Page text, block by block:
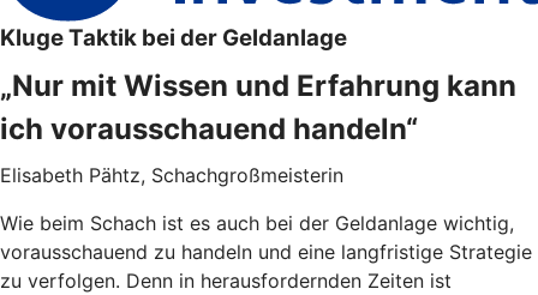
Kluge Taktik bei der Geldanlage
„Nur mit Wissen und Erfahrung kann
ich vorausschauend handeln“
Elisabeth Pähtz, Schachgroßmeisterin
Wie beim Schach ist es auch bei der Geldanlage wichtig,
vorausschauend zu handeln und eine langfristige Strategie
zu verfolgen. Denn in herausfordernden Zeiten ist